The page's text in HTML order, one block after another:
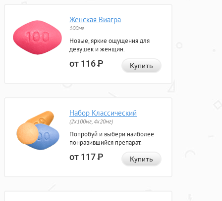
Женская Виагра
100мг
Новые, яркие ощущения для
девушек и женщин.
от 116Р Купить
Набор Классический
(2x100мг, 4x20мг)
Попробуй и выбери наиболее
понравившийся препарат.
от 117Р Купить